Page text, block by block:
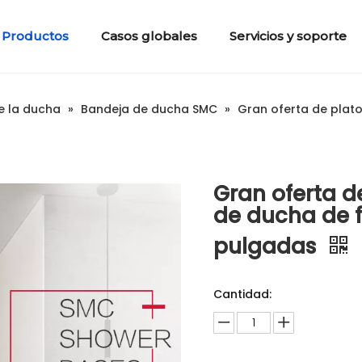
Productos Casos globales Servicios y soporte
la ducha » Bandeja de ducha SMC » Gran oferta de
Gran oferta
de ducha de
pulgadas
Cantidad: